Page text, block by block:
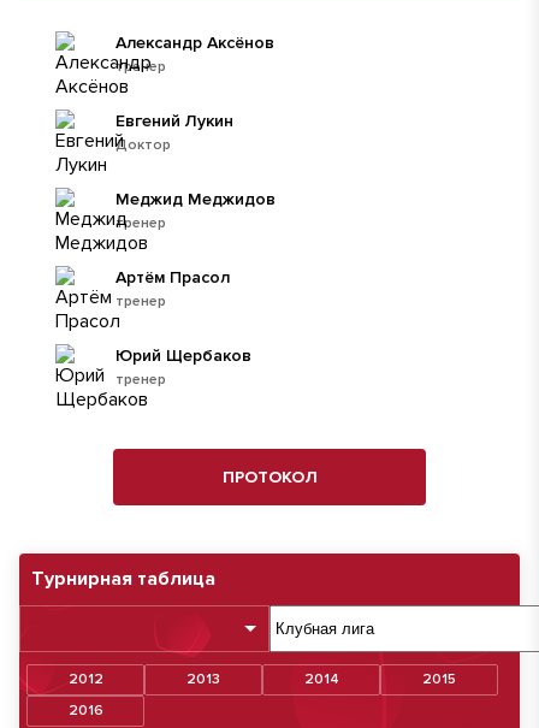
Турнирная таблица
2012 2013 2014
2015
2016
тренер
Александр Аксёнов
Доктор
Евгений Лукин
тренер
Меджид Меджидов
тренер
Артём Прасол
тренер
Юрий Щербаков
ПРОТОКОЛ